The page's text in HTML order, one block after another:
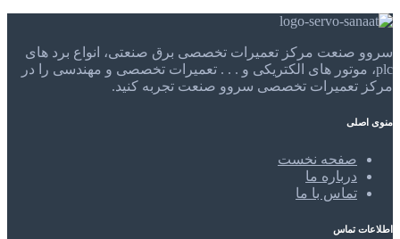
سروو صنعت مرکز تعمیرات تخصصی برق صنعتی، انواع برد های
plc، موتور های الکتریکی و . . . تعمیرات تخصصی و مهندسی را در
مرکز تعمیرات تخصصی سروو صنعت تجربه کنید.
منوی اصلی
صفحه نخست
درباره ما
تماس با ما
اطلاعات تماس